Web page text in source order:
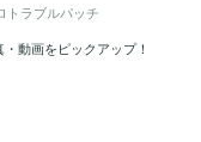
トラブルパッチ
動画をピックアップ！